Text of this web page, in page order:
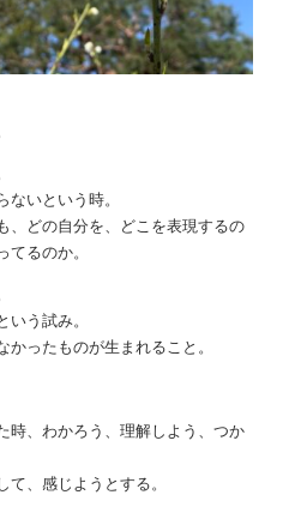
いという時。
、どの自分を、どこを表現するの
るのか。
う試み。
ったものが生まれること。
時、わかろう、理解しよう、つか
、感じようとする。